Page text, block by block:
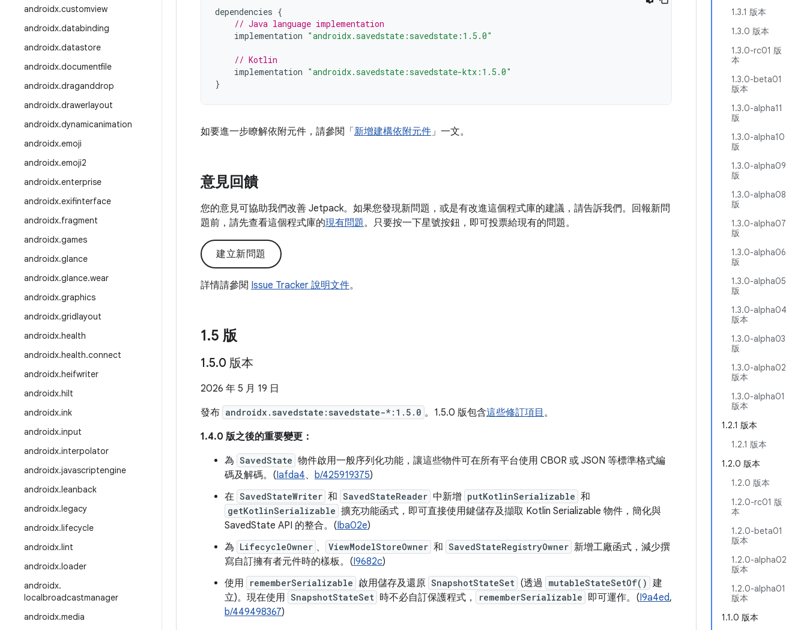
androidx.customview
androidx.databinding
androidx.datastore
androidx.documentfile
androidx.draganddrop
androidx.drawerlayout
androidx.dynamicanimation
androidx.emoji
androidx.emoji2
androidx.enterprise
androidx.exifinterface
androidx.fragment
androidx.games
androidx.glance
androidx.glance.wear
androidx.graphics
androidx.gridlayout
androidx.health
androidx.health.connect
androidx.heifwriter
androidx.hilt
androidx.ink
androidx.input
androidx.interpolator
androidx.javascriptengine
androidx.leanback
androidx.legacy
androidx.lifecycle
androidx.lint
androidx.loader
androidx.
localbroadcastmanager
androidx.media
1.3.1 版本
1.3.0 版本
1.3.0-rc01 版
本
1.3.0-beta01
版本
1.3.0-alpha11
版
1.3.0-alpha10
版
1.3.0-alpha09
版
1.3.0-alpha08
版
1.3.0-alpha07
版
1.3.0-alpha06
版
1.3.0-alpha05
版
1.3.0-alpha04
版本
1.3.0-alpha03
版
1.3.0-alpha02
版本
1.3.0-alpha01
版本
1.2.1 版本
1.2.1 版本
1.2.0 版本
1.2.0 版本
1.2.0-rc01 版
本
1.2.0-beta01
版本
1.2.0-alpha02
版本
1.2.0-alpha01
版本
1.1.0 版本
dependencies {
// Java language implementation
implementation "androidx.savedstate:savedstate:1.5.0"
// Kotlin
implementation "androidx.savedstate:savedstate-ktx:1.5.0"
}
如要進一步瞭解依附元件，請參閱「 新增建構依附元件」一文。
意見回饋
您的意見可協助我們改善 Jetpack。如果您發現新問題，或是有改進這個程式庫的建議，請告訴我們。回報新問
題前，請先查看這個程式庫的現有問題。只要按一下星號按鈕，即可投票給現有的問題。
建立新問題
詳情請參閱 Issue Tracker 說明文件。
1.5 版
1.5.0 版本
2026 年 5 月 19 日
發布 androidx.savedstate:savedstate-*:1.5.0 。1.5.0 版包含這些修訂項目 。
1.4.0 版之後的重要變更：
為 SavedState 物件啟用一般序列化功能，讓這些物件可在所有平台使用 CBOR 或 JSON 等標準格式編
碼及解碼。(Iafda4、 b/425919375)
在 SavedStateWriter 和 SavedStateReader 中新增 putKotlinSerializable 和
getKotlinSerializable 擴充功能函式，即可直接使用鍵儲存及擷取 Kotlin Serializable 物件，簡化與
SavedState API 的整合。(Iba02e)
為 LifecycleOwner 、 ViewModelStoreOwner 和 SavedStateRegistryOwner 新增工廠函式，減少撰
寫自訂擁有者元件時的樣板。(I9682c)
使用
rememberSerializable 啟用儲存及還原 SnapshotStateSet (透過 mutableStateSetOf() 建
立)。現在使用 SnapshotStateSet 時不必自訂保護程式， rememberSerializable 即可運作。(I9a4ed,
b/449498367)